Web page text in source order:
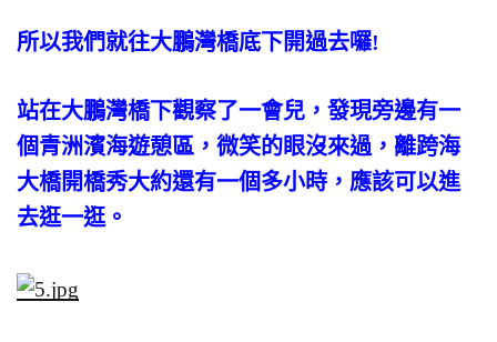
所以我們就往大鵬灣橋底下開過去囉!
站在大鵬灣橋下觀察了一會兒，發現旁邊有一
個青洲濱海遊憩區，微笑的眼沒來過，離跨海
大橋開橋秀大約還有一個多小時，應該可以進
去逛一逛。